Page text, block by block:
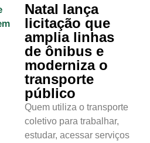
Natal lança
licitação que
amplia linhas
de ônibus e
moderniza o
transporte
público
Quem utiliza o transporte
coletivo para trabalhar,
estudar, acessar serviços